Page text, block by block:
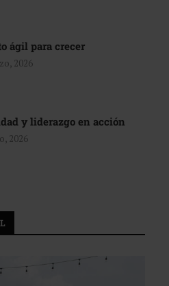
ágil para crecer
2026
y liderazgo en acción
2026